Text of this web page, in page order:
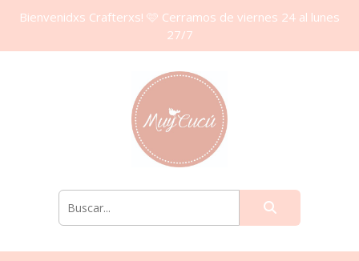
Bienvenidxs Crafterxs! 🩷 Cerramos de viernes 24 al lunes
27/7